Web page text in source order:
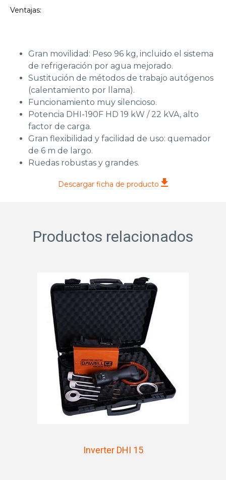
Ventajas:
Gran movilidad: Peso 96 kg, incluido el sistema
de refrigeración por agua mejorado.
Sustitución de métodos de trabajo autógenos
(calentamiento por llama).
Funcionamiento muy silencioso.
Potencia DHI-190F HD 19 kW / 22 kVA, alto
factor de carga.
Gran flexibilidad y facilidad de uso: quemador
de 6 m de largo.
Ruedas robustas y grandes.
Descargar ficha de producto
Productos relacionados
Inverter DHI 15